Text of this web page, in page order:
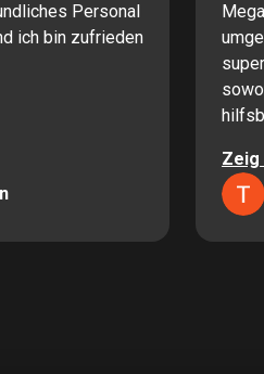
Personal
ich bin zufrieden
Zeig